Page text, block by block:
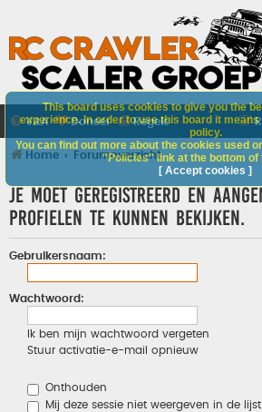
V&A Doneer Regels
Home Forumoverzicht
Je moet geregistreerd en
profielen te kunnen bekijken.
Gebruikersnaam:
Wachtwoord:
Ik ben mijn wachtwoord vergeten
Stuur activatie-e-mail opnieuw
Onthouden
Mij deze sessie niet weergeven in de
This board uses cookies to give you the
experience. In order to use this board it
policy.
You can find out more about the cookies used
"Policies" link at the bottom of
[ Accept cookies ]